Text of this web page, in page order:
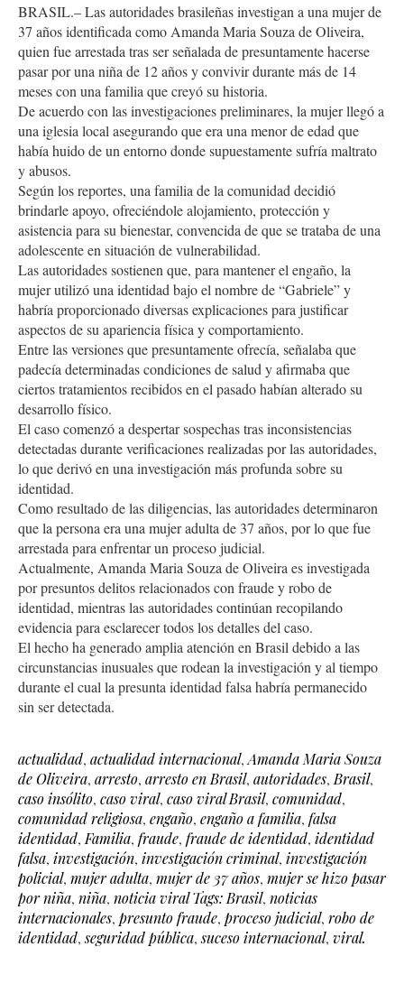
BRASIL.– Las autoridades brasileñas investigan a una mujer de
37 años identificada como Amanda Maria Souza de Oliveira,
quien fue arrestada tras ser señalada de presuntamente hacerse
pasar por una niña de 12 años y convivir durante más de 14
meses con una familia que creyó su historia.
De acuerdo con las investigaciones preliminares, la mujer llegó a
una iglesia local asegurando que era una menor de edad que
había huido de un entorno donde supuestamente sufría maltrato
y abusos.
Según los reportes, una familia de la comunidad decidió
brindarle apoyo, ofreciéndole alojamiento, protección y
asistencia para su bienestar, convencida de que se trataba de una
adolescente en situación de vulnerabilidad.
Las autoridades sostienen que, para mantener el engaño, la
mujer utilizó una identidad bajo el nombre de “Gabriele” y
habría proporcionado diversas explicaciones para justificar
aspectos de su apariencia física y comportamiento.
Entre las versiones que presuntamente ofrecía, señalaba que
padecía determinadas condiciones de salud y afirmaba que
ciertos tratamientos recibidos en el pasado habían alterado su
desarrollo físico.
El caso comenzó a despertar sospechas tras inconsistencias
detectadas durante verificaciones realizadas por las autoridades,
lo que derivó en una investigación más profunda sobre su
identidad.
Como resultado de las diligencias, las autoridades determinaron
que la persona era una mujer adulta de 37 años, por lo que fue
arrestada para enfrentar un proceso judicial.
Actualmente, Amanda Maria Souza de Oliveira es investigada
por presuntos delitos relacionados con fraude y robo de
identidad, mientras las autoridades continúan recopilando
evidencia para esclarecer todos los detalles del caso.
El hecho ha generado amplia atención en Brasil debido a las
circunstancias inusuales que rodean la investigación y al tiempo
durante el cual la presunta identidad falsa habría permanecido
sin ser detectada.
actualidad, actualidad internacional, Amanda Maria Souza
de Oliveira, arresto, arresto en Brasil, autoridades, Brasil,
caso insólito, caso viral, caso viral Brasil, comunidad,
comunidad religiosa, engaño, engaño a familia, falsa
identidad, Familia, fraude, fraude de identidad, identidad
falsa, investigación, investigación criminal, investigación
policial, mujer adulta, mujer de 37 años, mujer se hizo pasar
por niña, niña, noticia viral Tags: Brasil, noticias
internacionales, presunto fraude, proceso judicial, robo de
identidad,seguridad pública,suceso internacional, viral.